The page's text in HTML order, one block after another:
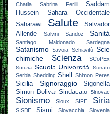
Chatila
Sabrina Ferilli
Saddam
Hussein
Sahara Occidentale
Saharawi
Salute
Salvador
Allende
Salvini Sandoz Sanità
Santiago Maldonado Sardegna
Satanismo Savoia Schiavitù Scie
chimiche
Scienza
SCoPEx
Scozia Scuola-Università
Senato
Serbia Shedding Shell Shimon Peres
Sicilia Signoraggio
Sigonella
Simon Bolivar Sindacato Sinovac
Sionismo Sioux SIRE Siria
SISDE Sismi Slovacchia Slovenia